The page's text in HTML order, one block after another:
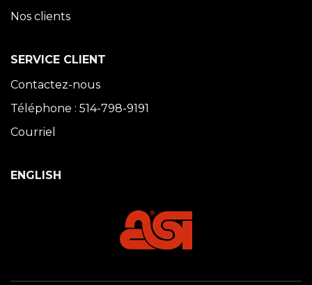
Nos clients
SERVICE CLIENT
Contactez-nous
Téléphone : 514-798-9191
Courriel
ENGLISH